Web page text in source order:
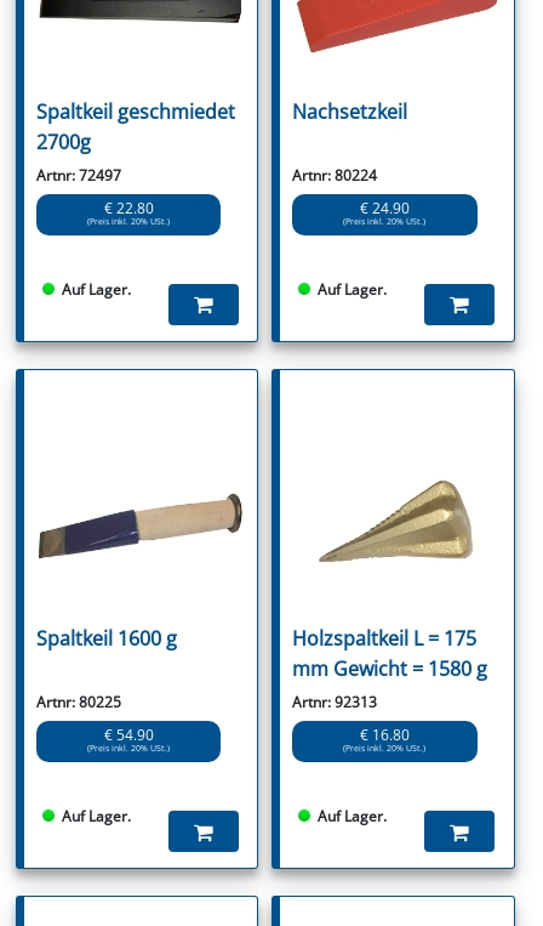
Spaltkeil geschmiedet
2700g
Artnr: 72497
€ 22.80
(Preis inkl. 20% USt.)
Auf Lager.
Nachsetzkeil
Artnr: 80224
€ 24.90
(Preis inkl. 20% USt.)
Auf Lager.
Spaltkeil 1600 g
Artnr: 80225
€ 54.90
(Preis inkl. 20% USt.)
Auf Lager.
Holzspaltkeil L = 175
mm Gewicht = 1580 g
Artnr: 92313
€ 16.80
(Preis inkl. 20% USt.)
Auf Lager.